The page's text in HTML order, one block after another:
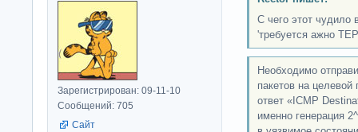
Зарегистрирован: 09-11-10
Сообщений: 705
Сайт
С чего этот чудило
'требуется ажно
Необходимо
пакетов на
ответ «ICMP
именно генерация